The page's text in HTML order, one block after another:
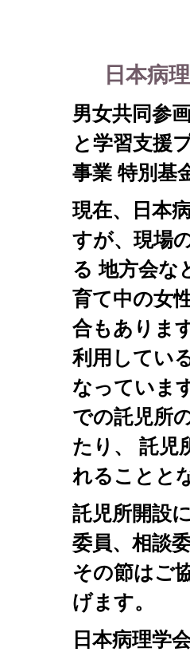
日本病
男女共同参
と学習支援
事業 特別基
現在、日本
すが、現場
る 地方会な
育て中の女
合もありま
利用してい
なっていま
での託児所
たり、 託児
れることと
託児所開設
委員、相談
その節はご
げます。
日本病理学